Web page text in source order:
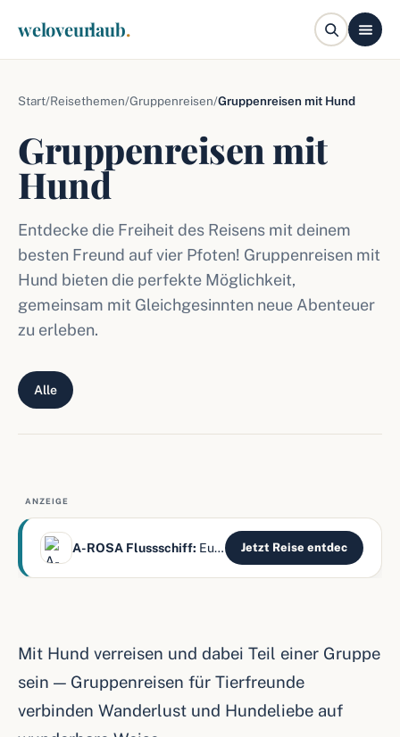
weloveurlaub.
Start/Reisethemen/Gruppenreisen/Gruppenreisen mit Hund
Gruppenreisen mit
Hund
Entdecke die Freiheit des Reisens mit deinem
besten Freund auf vier Pfoten! Gruppenreisen mit
Hund bieten die perfekte Möglichkeit,
gemeinsam mit Gleichgesinnten neue Abenteuer
zu erleben.
Alle
ANZEIGE
A-ROSA Flussschiff: Europas Flüsse – alles inklusive Jetzt Reise entdec
Mit Hund verreisen und dabei Teil einer Gruppe
sein — Gruppenreisen für Tierfreunde
verbinden Wanderlust und Hundeliebe auf